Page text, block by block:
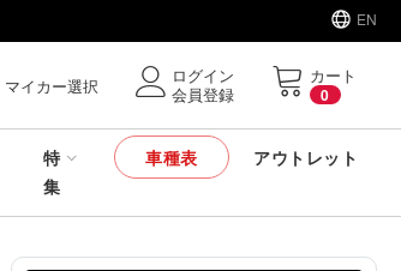
EN
カート
0
ログイン
会員登録
マイカー選択
特
集
車種表 アウトレット